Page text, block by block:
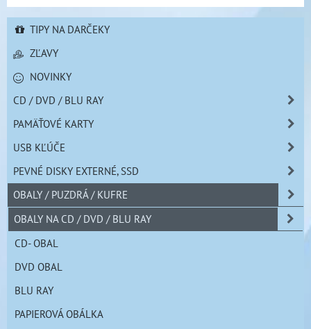
TIPY NA DARČEKY
ZĽAVY
NOVINKY
CD / DVD / BLU RAY
PAMÄŤOVÉ KARTY
USB KĽÚČE
PEVNÉ DISKY EXTERNÉ, SSD
OBALY / PUZDRÁ / KUFRE
OBALY NA CD / DVD / BLU RAY
CD- OBAL
DVD OBAL
BLU RAY
PAPIEROVÁ OBÁLKA